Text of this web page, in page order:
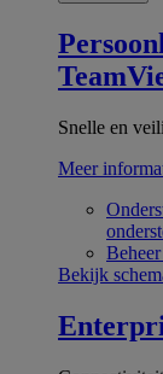
Snelle en
Meer
Bekijk